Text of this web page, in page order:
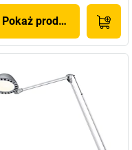
Pokaż produkt